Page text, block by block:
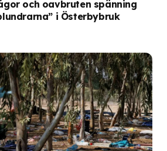
och oavbruten spänning
i Österbybruk